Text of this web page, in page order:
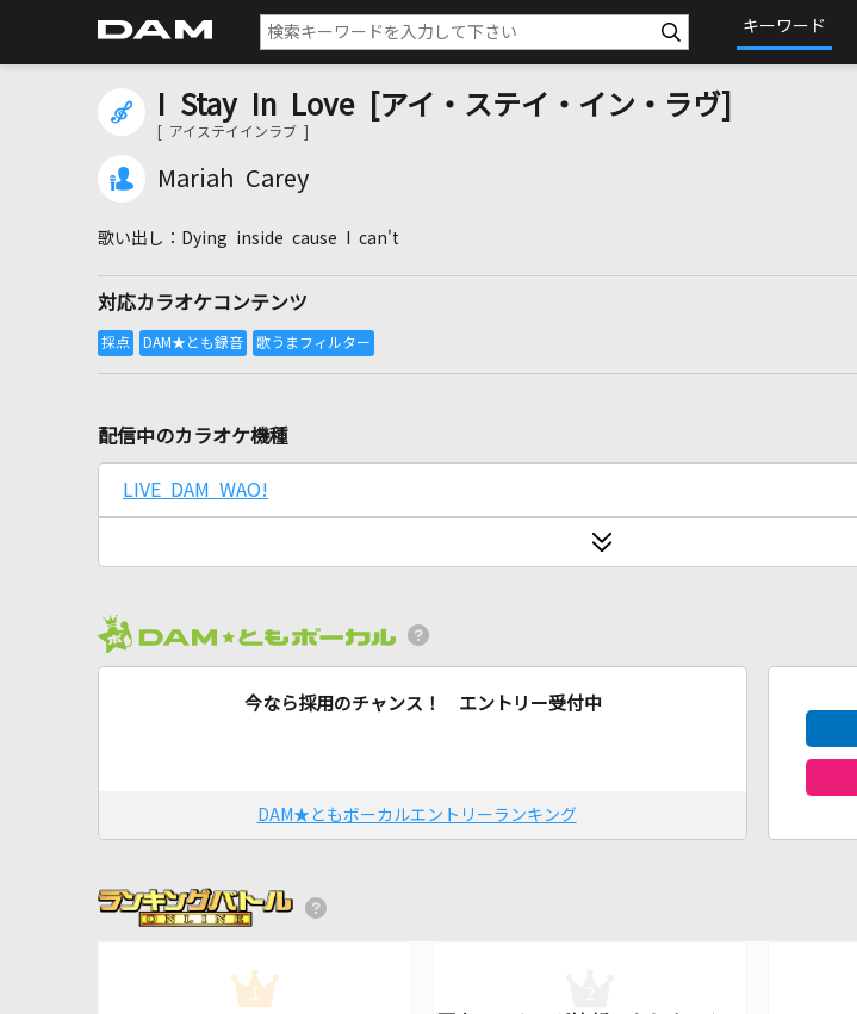
キーワード
I Stay In Love [アイ・ステイ・イン・ラヴ]
[ アイステイインラブ ]
Mariah Carey
Dying inside cause I can't
対応カラオケコンテンツ
配信中のカラオケ機種
LIVE DAM WAO!
今なら採用のチャンス！ エントリー受付中
DAM★ともボーカルエントリーランキング
1